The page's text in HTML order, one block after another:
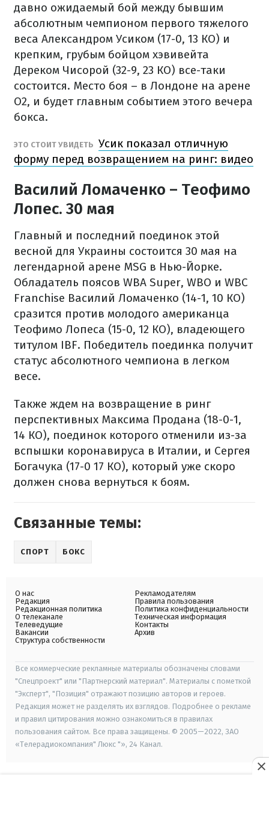
давно ожидаемый бой между бывшим
абсолютным чемпионом первого тяжелого
веса Александром Усиком (17-0, 13 КО) и
крепким, грубым бойцом хэвивейта
Дереком Чисорой (32-9, 23 КО) все-таки
состоится. Место боя – в Лондоне на арене
O2, и будет главным событием этого вечера
бокса.
ЭТО СТОИТ УВИДЕТЬ Усик показал отличную
форму перед возвращением на ринг: видео
Василий Ломаченко – Теофимо
Лопес. 30 мая
Главный и последний поединок этой
весной для Украины состоится 30 мая на
легендарной арене MSG в Нью-Йорке.
Обладатель поясов WBA Super, WBO и WBC
Franchise Василий Ломаченко (14-1, 10 КО)
сразится против молодого американца
Теофимо Лопеса (15-0, 12 КО), владеющего
титулом IBF. Победитель поединка получит
статус абсолютного чемпиона в легком
весе.
Также ждем на возвращение в ринг
перспективных Максима Продана (18-0-1,
14 КО), поединок которого отменили из-за
вспышки коронавируса в Италии, и Сергея
Богачука (17-0 17 КО), который уже скоро
должен снова вернуться к боям.
Связанные темы:
СПОРТ БОКС
О нас
Редакция
Редакционная политика
О телеканале
Телеведущие
Вакансии
Структура собственности
Рекламодателям
Правила пользования
Политика конфиденциальности
Техническая информация
Контакты
Архив
Все коммерческие рекламные материалы обозначены словами
"Спецпроект" или "Партнерский материал". Материалы с пометкой
"Эксперт", "Позиция" отражают позицию авторов и героев.
Редакция может не разделять их взглядов. Подробнее о рекламе
и правил цитирования можно ознакомиться в правилах
пользования сайтом. Все права защищены. © 2005—2022, ЗАО
«Телерадиокомпания" Люкс "», 24 Канал.